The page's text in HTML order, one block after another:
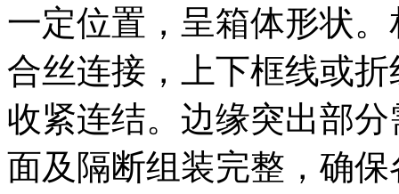
一定位置，呈箱体形状
合丝连接，上下框线或
收紧连结。边缘突出部
面及隔断组装完整，确